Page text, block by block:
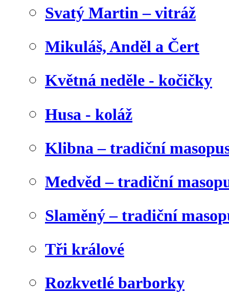
Svatý Martin – vitráž
Mikuláš, Anděl a Čert
Květná neděle - kočičky
Husa - koláž
Klibna – tradiční
Medvěd – tradiční
Slaměný – tradiční
Tři králové
Rozkvetlé barborky